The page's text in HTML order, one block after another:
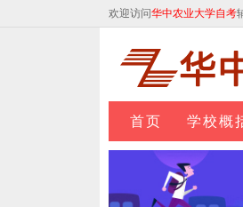
欢迎访问华中农业大学自考
首页 学校概